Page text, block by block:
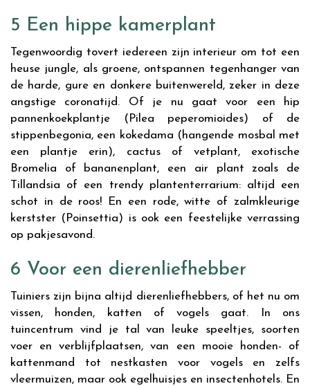
5 Een hippe kamerplant
Tegenwoordig tovert iedereen zijn interieur om tot een
heuse jungle, als groene, ontspannen tegenhanger van
de harde, gure en donkere buitenwereld, zeker in deze
angstige coronatijd. Of je nu gaat voor een hip
pannenkoekplantje (Pilea peperomioides) of de
stippenbegonia, een kokedama (hangende mosbal met
een plantje erin), cactus of vetplant, exotische
Bromelia of bananenplant, een air plant zoals de
Tillandsia of een trendy plantenterrarium: altijd een
schot in de roos! En een rode, witte of zalmkleurige
kerstster (Poinsettia) is ook een feestelijke verrassing
op pakjesavond.
6 Voor een dierenliefhebber
Tuiniers zijn bijna altijd dierenliefhebbers, of het nu om
vissen, honden, katten of vogels gaat. In ons
tuincentrum vind je tal van leuke speeltjes, soorten
voer en verblijfplaatsen, van een mooie honden- of
kattenmand tot nestkasten voor vogels en zelfs
vleermuizen, maar ook egelhuisjes en insectenhotels. En